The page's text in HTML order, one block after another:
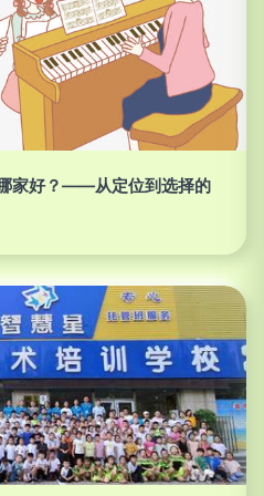
家好？——从定位到选择的